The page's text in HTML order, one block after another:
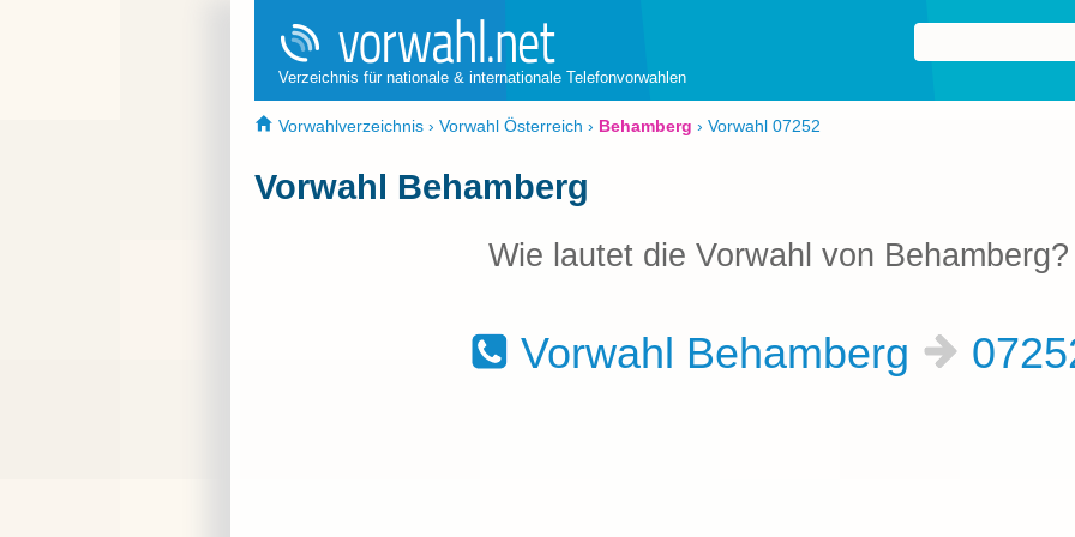
Verzeichnis für nationale & internationale Telefonvorwahlen
Vorwahlverzeichnis › Vorwahl Österreich › Behamberg › Vorwahl 07252
Vorwahl Behamberg
Wie lautet die Vorwahl von Behamberg?
Vorwahl Behamberg